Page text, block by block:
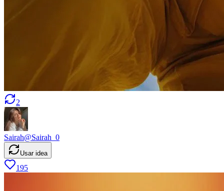
2
Sairah@Sairah_0
Usar idea
195